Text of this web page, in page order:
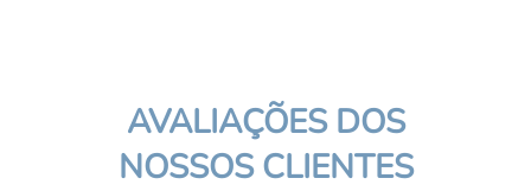
AVALIAÇÕES DOS
NOSSOS CLIENTES